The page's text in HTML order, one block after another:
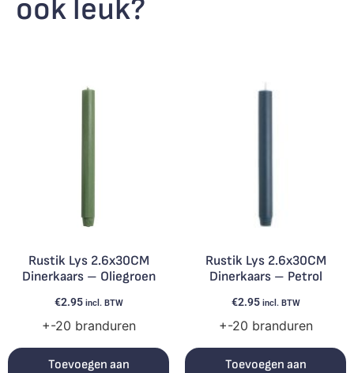
ook leuk?
Rustik Lys 2.6x30CM
Dinerkaars – Oliegroen
€2.95 incl. BTW
+-20 branduren
Toevoegen aan
Rustik Lys 2.6x30CM
Dinerkaars – Petrol
€2.95 incl. BTW
+-20 branduren
Toevoegen aan